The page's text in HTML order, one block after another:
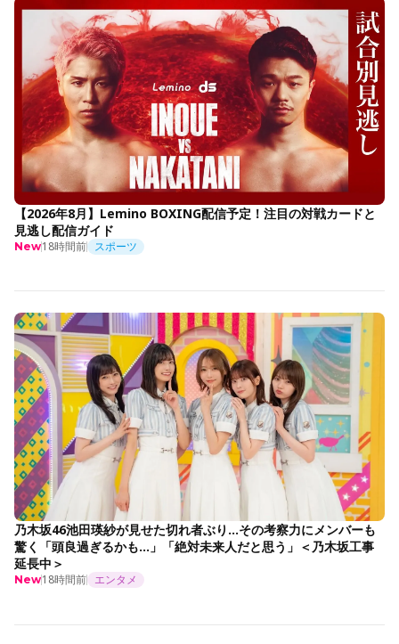
【2026年8月】Lemino BOXING配信予定！注目の対戦カードと
見逃し配信ガイド
New18時間前 スポーツ
乃木坂46池田瑛紗が見せた切れ者ぶり…その考察力にメンバーも
驚く「頭良過ぎるかも…」「絶対未来人だと思う」＜乃木坂工事
延長中＞
New18時間前 エンタメ